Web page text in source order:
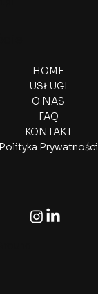
HOME
USŁUGI
O NAS
FAQ
KONTAKT
Polityka Prywatności